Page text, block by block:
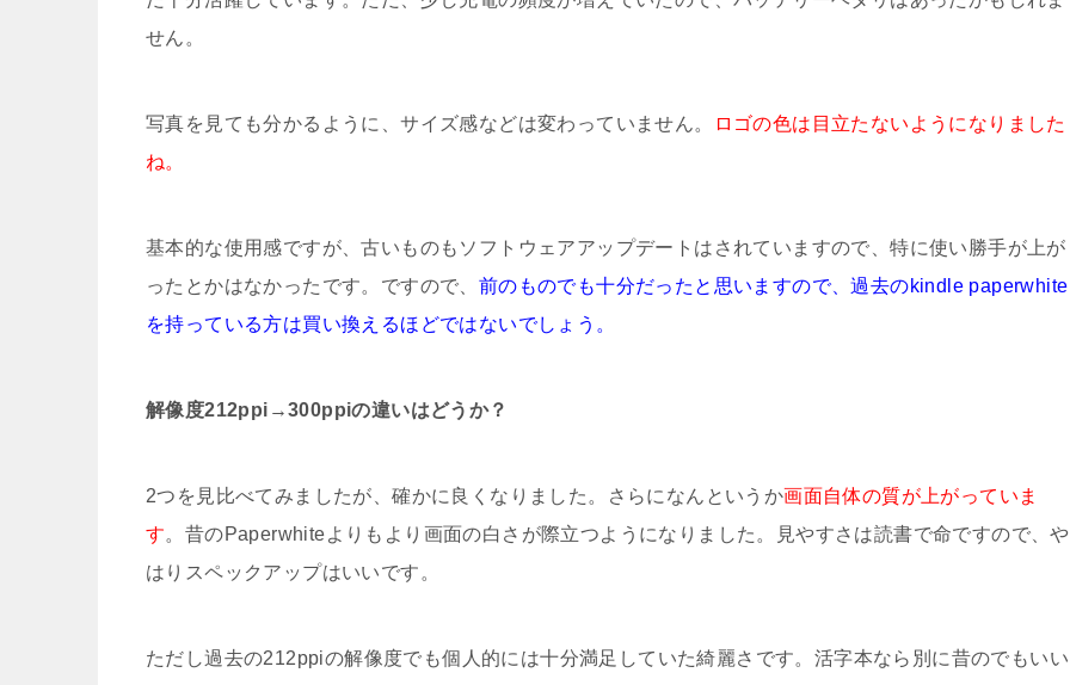
せん。
写真を見ても分かるように、サイズ感などは変わっていません。
ロゴの色は目立たないようになりました
ね。
基本的な使用感ですが、古いものもソフトウェアアップデートはされていますので、特に使い勝手が上が
ったとかはなかったです。ですので、 前のものでも十分だったと思いますので、過去のkindle paperwhite
を持っている方は買い換えるほどではないでしょう。
解像度212ppi→300ppiの違いはどうか？
2つを見比べてみましたが、確かに良くなりました。さらになんというか画面自体の質が上がっていま
す。昔のPaperwhiteよりもより画面の白さが際立つようになりました。見やすさは読書で命ですので、や
はりスペックアップはいいです。
ただし過去の212ppiの解像度でも個人的には十分満足していた綺麗さです。活字本なら別に昔のでもいい